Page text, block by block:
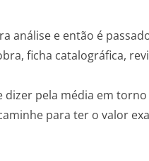
análise e então é
ficha catalográfica,
pela média em torno
para ter o valor